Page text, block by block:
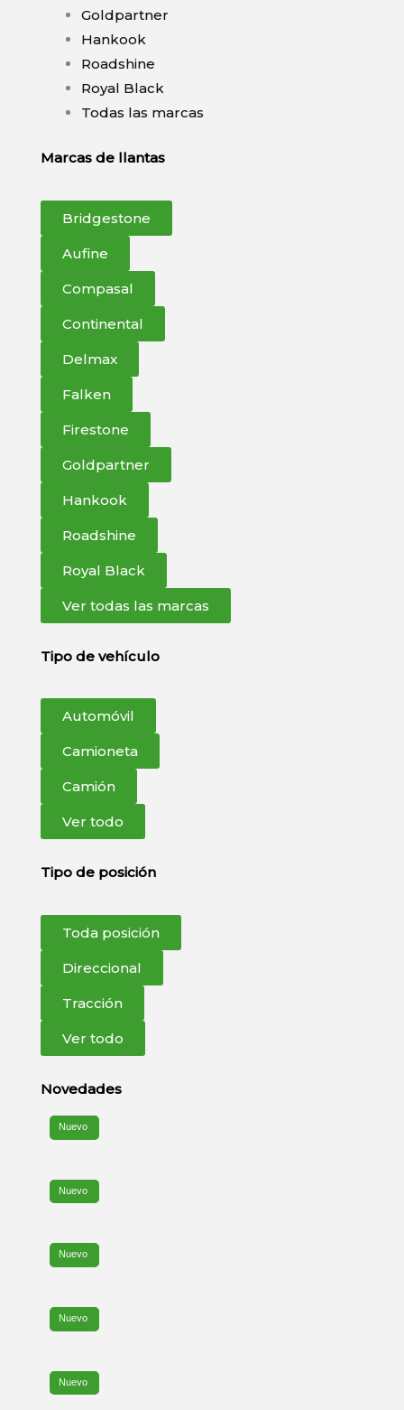
Goldpartner
Hankook
Roadshine
Royal Black
Todas las marcas
Marcas de llantas
Bridgestone
Aufine
Compasal
Continental
Delmax
Falken
Firestone
Goldpartner
Hankook
Roadshine
Royal Black
Ver todas las marcas
Tipo de vehículo
Automóvil
Camioneta
Camión
Ver todo
Tipo de posición
Toda posición
Direccional
Tracción
Ver todo
Novedades
Nuevo
Nuevo
Nuevo
Nuevo
Nuevo